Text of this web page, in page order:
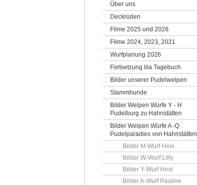
Über uns
Deckrüden
Filme 2025 und 2026
Filme 2024, 2023, 2021
Wurfplanung 2026
Fortsetzung lila Tagebuch
Bilder unserer Pudelwelpen
Stammhunde
Bilder Welpen Würfe Y - H
Pudelburg zu Hahnstätten
Bilder Welpen Würfe A -Q
Pudelparadies von Hahnstätten
Bilder M-Wurf Hexi
Bilder W-Wurf Lilly
Bilder Y-Wurf Hexi
Bilder A-Wurf Pauline